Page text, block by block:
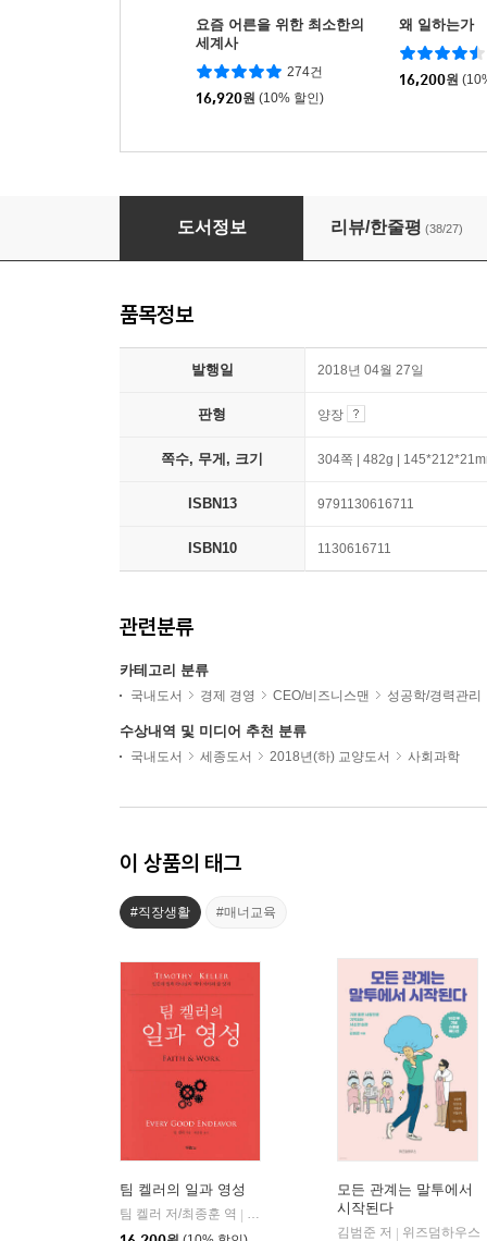
요즘 어른을 위한 최소한의
세계사
274건
16,920원 (10% 할인)
왜 일하는가
16,200원
태도의 품격
도서정보 리뷰/한줄평 (38/27)
품목정보
발행일 2018년 04월 27일
판형 양장
쪽수, 무게, 크기 304쪽 | 482g |
ISBN13 9791130616711
ISBN10 1130616711
관련분류
카테고리 분류
국내도서 경제 경영 CEO/비즈니스맨 성공학/경력관리
수상내역 및 미디어 추천 분류
국내도서 세종도서 2018년(하) 교양도서 사회과학
이 상품의 태그
#직장생활 #매너교육
팀 켈러의 일과 영성
팀 켈러 저/최종훈 역
두란노
모든 관계는 말투에서
시작된다
김범준 저
위즈덤하우스